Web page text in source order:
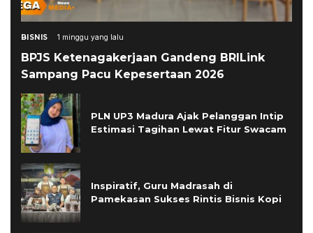
BISNIS 1 minggu yang lalu
BPJS Ketenagakerjaan Gandeng BRILink
Sampang Pacu Kepesertaan 2026
PLN UP3 Madura Ajak Pelanggan Intip
Estimasi Tagihan Lewat Fitur Swacam
Inspiratif, Guru Madrasah di
Pamekasan Sukses Rintis Bisnis Kopi